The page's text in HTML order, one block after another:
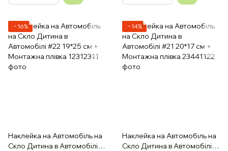
−16%
Наклейка на Автомобіль на
Скло Дитина в Автомобілі
−14%
Наклейка на Автомобіль на
Скло Дитина в Автомобілі